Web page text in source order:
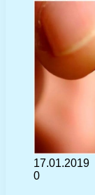
17.01.2019
0